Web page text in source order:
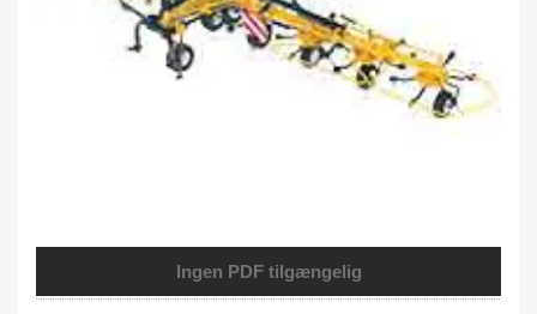
Ingen PDF tilgængelig